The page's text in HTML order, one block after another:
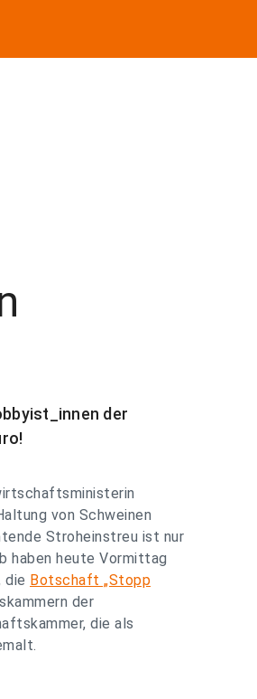
der
von Schweinen
Stroheinstreu ist nur
haben heute Vormittag
die Botschaft „Stopp
der
die als